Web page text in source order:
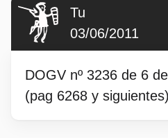
Tu
03/06/2011
DOGV nº 3236 de 6
(pag 6268 y